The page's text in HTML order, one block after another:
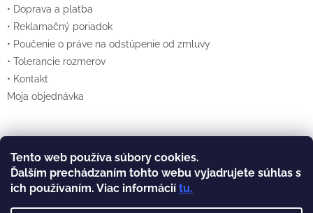
Tento web používa súbory cookies.
Ďalším prechádzaním tohto webu vyjadrujete súhlas s
ich používaním. Viac informácií tu.
• Doprava a platba
• Reklamačný poriadok
• Poučenie o práve na odstúpenie od zmluvy
• Tolerancie rozmerov
• Kontakt
Moja objednávka
Vytvoril Shoptet